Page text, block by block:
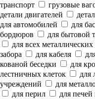
транспорт
грузовые
детали двигателей
для автомобилей
для
бордюров
для бытовой
для всех
забора
для кабеля
кованой беседки
для
лестничных клеток
для
учреждений
для
для перил
для